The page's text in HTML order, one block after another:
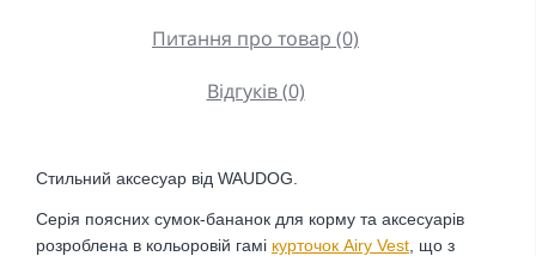
Питання про товар (0)
Відгуків (0)
Стильний аксесуар від WAUDOG.
Серія поясних сумок-бананок для корму та аксесуарів
розроблена в кольоровій гамі курточок Airy Vest , що з